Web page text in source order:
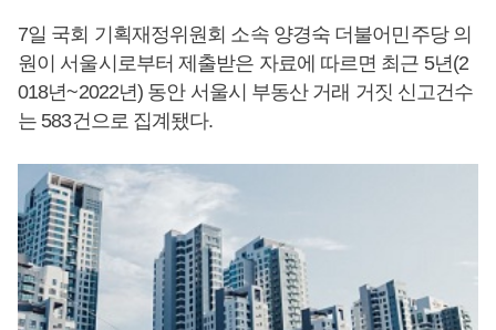
7일 국회 기획재정위원회 소속 양경숙 더불어민주당 의
원이 서울시로부터 제출받은 자료에 따르면 최근 5년(2
018년~2022년) 동안 서울시 부동산 거래 거짓 신고건수
는 583건으로 집계됐다.